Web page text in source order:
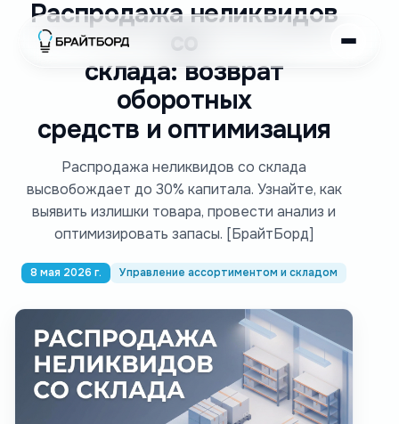
Распродажа неликвидов
склада: возврат
оборотных
средств и оптимизация
Распродажа неликвидов со склада
высвобождает до 30% капитала. Узнайте, как
выявить излишки товара, провести анализ и
оптимизировать запасы. [БрайтБорд]
8 мая 2026 г. Управление ассортиментом и складом